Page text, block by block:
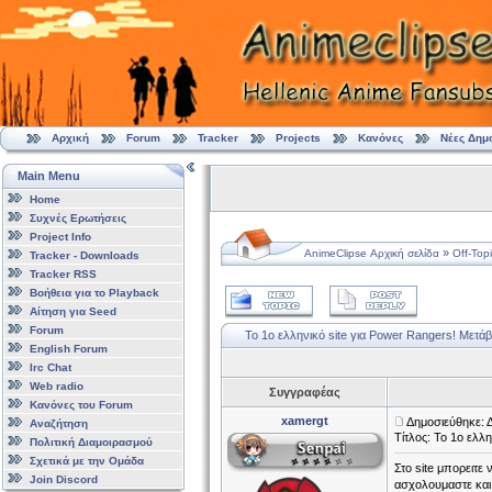
Αρχική Forum Tracker Projects Κανόνες Νέες
Main Menu
Home
Συχνές Ερωτήσεις
Project Info
Tracker - Downloads
Tracker RSS
Βοήθεια για το Playback
Αίτηση για Seed
Forum
English Forum
Irc Chat
Web radio
Κανόνες του Forum
Αναζήτηση
Πολιτική Διαμοιρασμού
Σχετικά με την Ομάδα
Join Discord
AnimeClipse Αρχική σελίδα » Off-
To 1o ελληνικό site για Power Rangers!
Συγγραφέας
xamergt
Δημοσιεύθηκε:
Τίτλος: To 1o
Στο site μπορειτε
ασχολουμαστε